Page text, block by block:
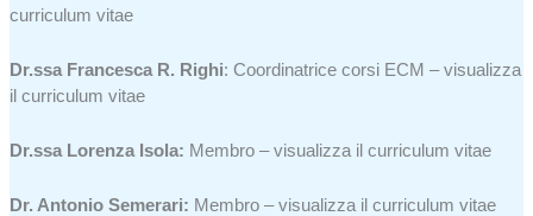
curriculum vitae
Dr.ssa Francesca R. Righi: Coordinatrice corsi ECM –visualizza
il curriculum vitae
Dr.ssa Lorenza Isola: Membro –visualizza il curriculum vitae
Dr. Antonio Semerari: Membro –visualizza il curriculum vitae